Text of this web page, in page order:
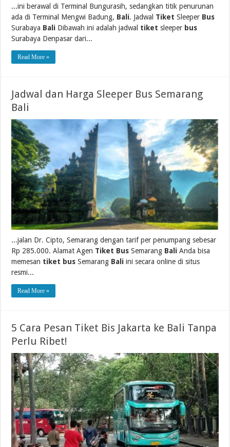
...ini berawal di Terminal Bungurasih, sedangkan titik penurunan
ada di Terminal Mengwi Badung, Bali. Jadwal Tiket Sleeper Bus
Surabaya Bali Dibawah ini adalah jadwal tiket sleeper bus
Surabaya Denpasar dari...
Read More »
Jadwal dan Harga Sleeper Bus Semarang
Bali
...jalan Dr. Cipto, Semarang dengan tarif per penumpang sebesar
Rp 285.000. Alamat Agen Tiket Bus Semarang Bali Anda bisa
memesan tiket bus Semarang Bali ini secara online di situs
resmi...
Read More »
5 Cara Pesan Tiket Bis Jakarta ke Bali Tanpa
Perlu Ribet!